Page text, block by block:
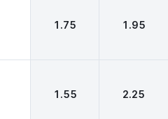
1.75 1.95
1.55 2.25